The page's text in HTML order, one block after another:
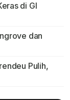
di GI
dan
Pulih,